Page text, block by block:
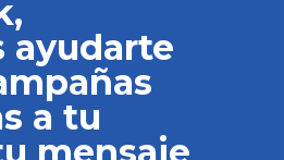
ayudarte
a tu